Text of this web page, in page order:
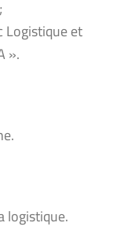
Logistique et
».
logistique.